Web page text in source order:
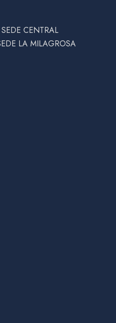
CENTRAL
LA MILAGROSA